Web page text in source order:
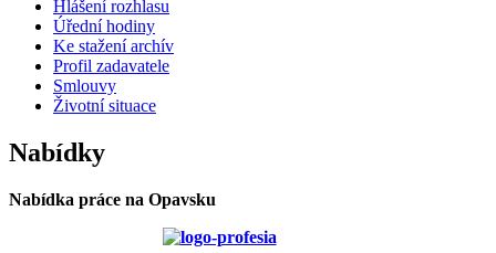
Hlášení rozhlasu
Úřední hodiny
Ke stažení archív
Profil zadavatele
Smlouvy
Životní situace
Nabídky
Nabídka práce na Opavsku